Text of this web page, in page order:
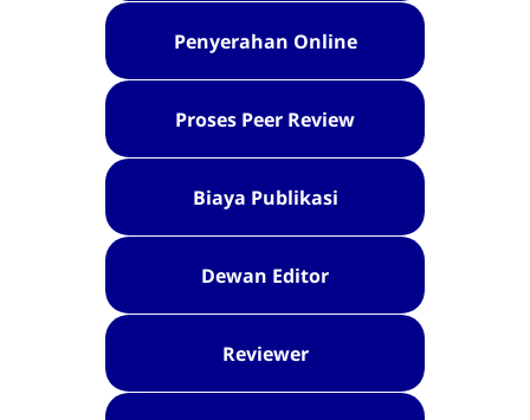
Penyerahan Online
Proses Peer Review
Biaya Publikasi
Dewan Editor
Reviewer